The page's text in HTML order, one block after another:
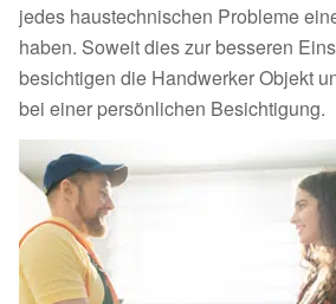
jedes haustechnischen Probleme
haben. Soweit dies zur besseren
besichtigen die Handwerker Objekt
bei einer persönlichen Besichtigung.